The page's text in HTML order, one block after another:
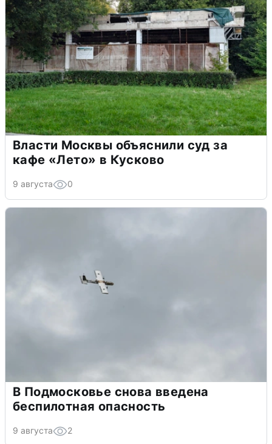
Власти Москвы объяснили суд за
кафе «Лето» в Кусково
9 августа 0
В Подмосковье снова введена
беспилотная опасность
9 августа 2